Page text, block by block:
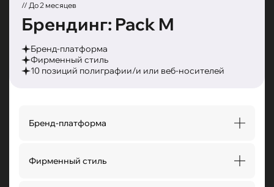
// До 2 месяцев
Брендинг: Pack M
Бренд-платформа
Фирменный стиль
10 позиций полиграфии/и или веб-носителей
Бренд-платформа
Tone of voice (TOV)
Фирменный стиль